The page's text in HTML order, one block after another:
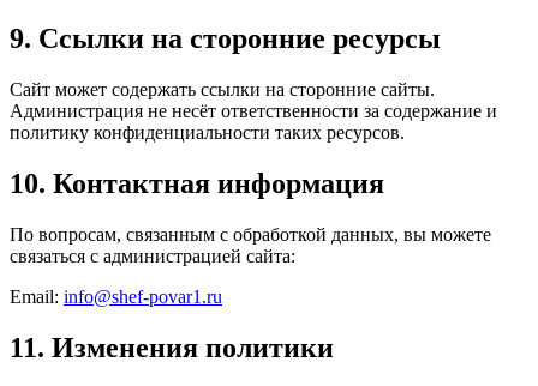
9. Ссылки на сторонние ресурсы
Сайт может содержать ссылки на сторонние сайты.
Администрация не несёт ответственности за содержание и
политику конфиденциальности таких ресурсов.
10. Контактная информация
По вопросам, связанным с обработкой данных, вы можете
связаться с администрацией сайта:
Email: info@shef-povar1.ru
11. Изменения политики